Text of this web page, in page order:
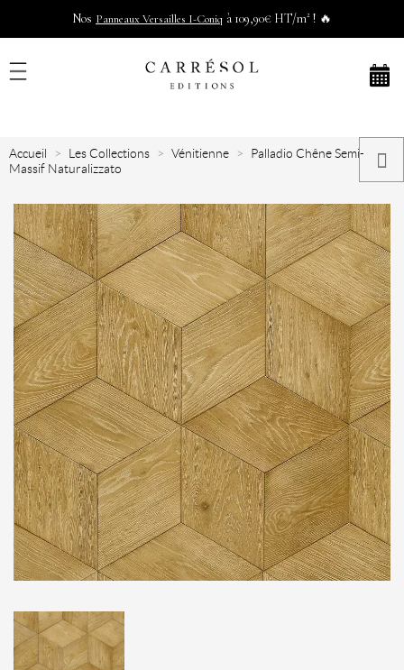
Nos Panneaux Versailles I-Coniq à 109,90€ HT/m² ! 🔥
Accueil Les Collections Vénitienne
Palladio Chêne Semi-
Massif Naturalizzato